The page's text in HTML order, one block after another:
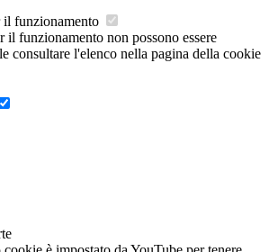
il funzionamento
il funzionamento non possono essere
consultare l'elenco nella pagina della cookie